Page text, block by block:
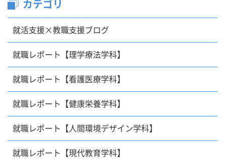
カテゴリ
就活支援×教職支援ブログ
就職レポート【理学療法学科】
就職レポート【看護医療学科】
就職レポート【健康栄養学科】
就職レポート【人間環境デザイン学科】
就職レポート【現代教育学科】